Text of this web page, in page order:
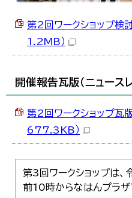
第2回ワークショップ検
1.2MB）
開催報告瓦版（ニュース
第2回ワークショップ瓦
677.3KB）
第3回ワークショップは
前10時からなはんプラザ